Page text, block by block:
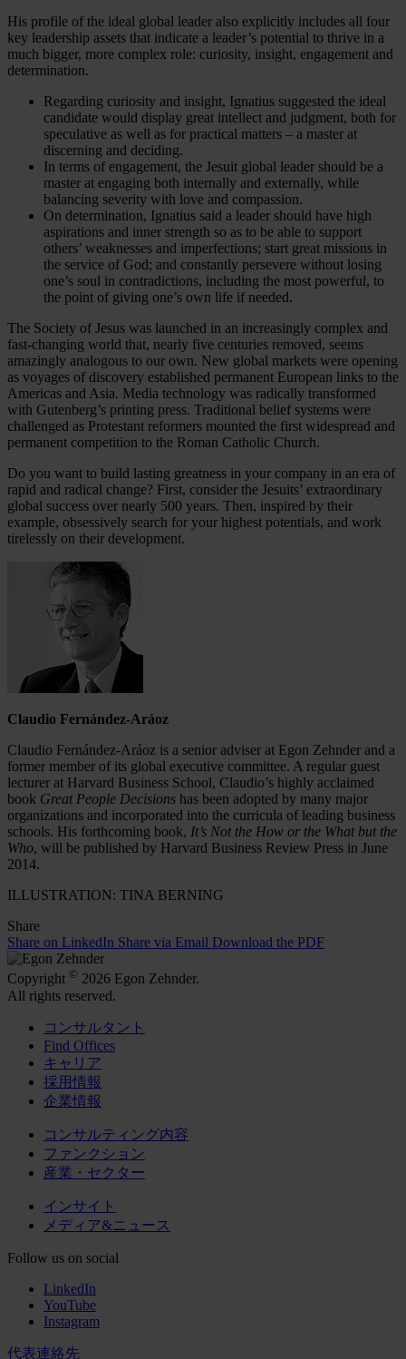
His profile of the ideal global leader also explicitly includes all four
key leadership assets that indicate a leader’s potential to thrive in a
much bigger, more complex role: curiosity, insight, engagement and
determination.
Regarding curiosity and insight, Ignatius suggested the ideal
candidate would display great intellect and judgment, both for
speculative as well as for practical matters – a master at
discerning and deciding.
In terms of engagement, the Jesuit global leader should be a
master at engaging both internally and externally, while
balancing severity with love and compassion.
On determination, Ignatius said a leader should have high
aspirations and inner strength so as to be able to support
others’ weaknesses and imperfections; start great missions in
the service of God; and constantly persevere without losing
one’s soul in contradictions, including the most powerful, to
the point of giving one’s own life if needed.
The Society of Jesus was launched in an increasingly complex and
fast-changing world that, nearly five centuries removed, seems
amazingly analogous to our own. New global markets were opening
as voyages of discovery established permanent European links to the
Americas and Asia. Media technology was radically transformed
with Gutenberg’s printing press. Traditional belief systems were
challenged as Protestant reformers mounted the first widespread and
permanent competition to the Roman Catholic Church.
Do you want to build lasting greatness in your company in an era of
rapid and radical change? First, consider the Jesuits’ extraordinary
global success over nearly 500 years. Then, inspired by their
example, obsessively search for your highest potentials, and work
tirelessly on their development.
Claudio Fernández-Aráoz
Claudio Fernández-Aráoz is a senior adviser at Egon Zehnder and a
former member of its global executive committee. A regular guest
lecturer at Harvard Business School, Claudio’s highly acclaimed
book Great People Decisions has been adopted by many major
organizations and incorporated into the curricula of leading business
schools. His forthcoming book, It’s Not the How or the What but the
Who, will be published by Harvard Business Review Press in June
2014.
ILLUSTRATION: TINA BERNING
Share
Share on LinkedIn Share via Email Download the PDF
Copyright © 2026 Egon Zehnder.
All rights reserved.
コンサルタント
Find Offices
キャリア
採用情報
企業情報
コンサルティング内容
ファンクション
産業・セクター
インサイト
メディア&ニュース
Follow us on social
LinkedIn
YouTube
Instagram
代表連絡先